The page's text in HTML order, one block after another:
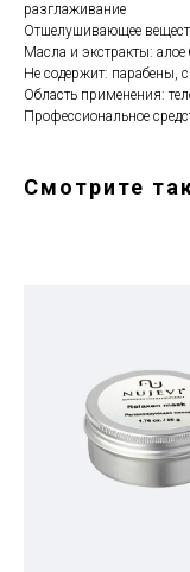
разглаживание
Отшелушивающее
Масла и экстракты:
Не содержит: парабены,
Область применения:
Профессиональное
Смотрите